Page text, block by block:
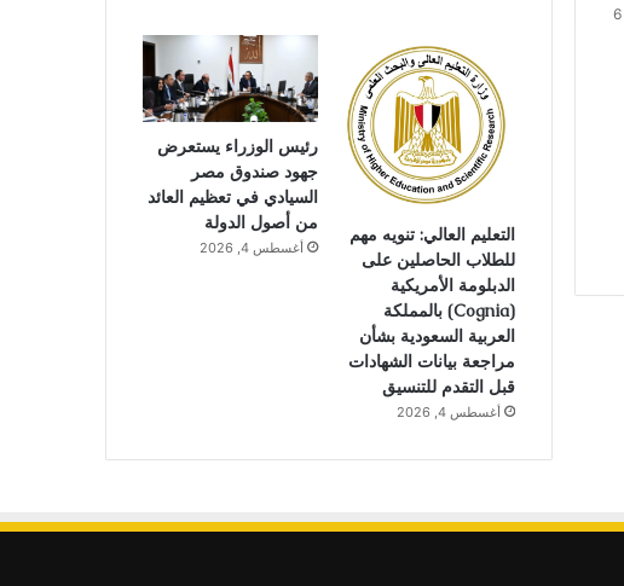
6
التعليم العالي: تنويه مهم
للطلاب الحاصلين على
الدبلومة الأمريكية
(Cognia) بالمملكة
العربية السعودية بشأن
مراجعة بيانات الشهادات
قبل التقدم للتنسيق
أغسطس 4, 2026
رئيس الوزراء يستعرض
جهود صندوق مصر
السيادي في تعظيم العائد
من أصول الدولة
أغسطس 4, 2026